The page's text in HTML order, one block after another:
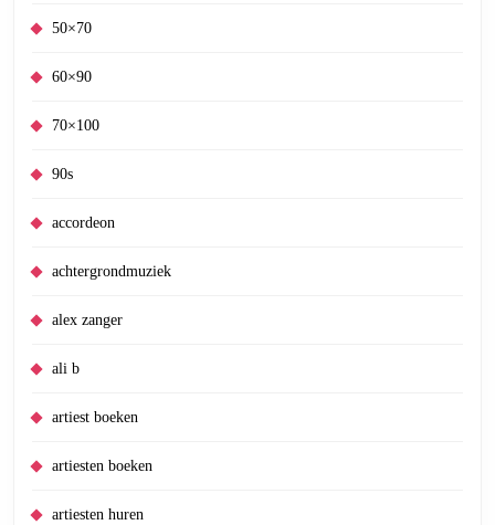
50×70
60×90
70×100
90s
accordeon
achtergrondmuziek
alex zanger
ali b
artiest boeken
artiesten boeken
artiesten huren